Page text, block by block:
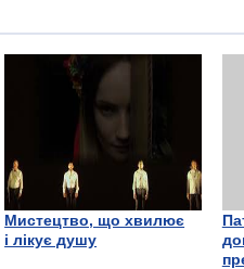
Мистецтво, що хвилює
і лікує душу